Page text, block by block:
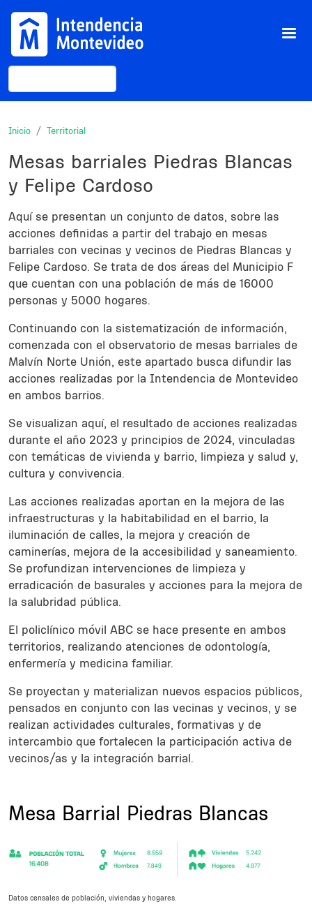
Buscar
Inicio Territorial
Mesas barriales Piedras Blancas
y Felipe Cardoso
Description
Aquí se presentan un conjunto de datos, sobre las
acciones definidas a partir del trabajo en mesas
barriales con vecinas y vecinos de Piedras Blancas y
Felipe Cardoso. Se trata de dos áreas del Municipio F
que cuentan con una población de más de 16000
personas y 5000 hogares.
Continuando con la sistematización de información,
comenzada con el observatorio de mesas barriales de
Malvín Norte Unión, este apartado busca difundir las
acciones realizadas por la Intendencia de Montevideo
en ambos barrios.
Se visualizan aquí, el resultado de acciones realizadas
durante el año 2023 y principios de 2024, vinculadas
con temáticas de vivienda y barrio, limpieza y salud y,
cultura y convivencia.
Las acciones realizadas aportan en la mejora de las
infraestructuras y la habitabilidad en el barrio, la
iluminación de calles, la mejora y creación de
caminerías, mejora de la accesibilidad y saneamiento.
Se profundizan intervenciones de limpieza y
erradicación de basurales y acciones para la mejora de
la salubridad pública.
El policlínico móvil ABC se hace presente en ambos
territorios, realizando atenciones de odontología,
enfermería y medicina familiar.
Se proyectan y materializan nuevos espacios públicos,
pensados en conjunto con las vecinas y vecinos, y se
realizan actividades culturales, formativas y de
intercambio que fortalecen la participación activa de
vecinos/as y la integración barrial.
Mesa Barrial Piedras Blancas
Datos censales de población, viviendas y hogares.